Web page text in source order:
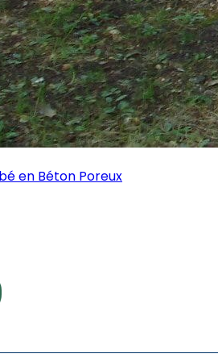
en Béton Poreux